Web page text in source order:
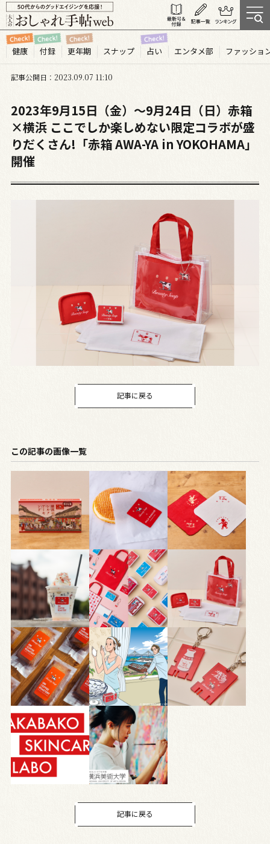
健康 付録 更年期 スナップ 占い エンタメ部 ファッショ
記事公開日 2023.09 07 11:10
2023年9月15日（金）～9月24日（日）赤箱
×横浜 ここでしか楽しめない限定コラボが盛
りだくさん!「赤箱 AWA-YA in YOKOHAMA」
開催
記事に戻る
この記事の画像一覧
記事に戻る